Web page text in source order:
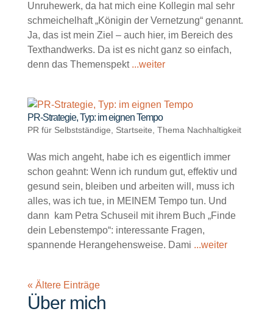
Unruhewerk, da hat mich eine Kollegin mal sehr
schmeichelhaft „Königin der Vernetzung“ genannt.
Ja, das ist mein Ziel – auch hier, im Bereich des
Texthandwerks. Da ist es nicht ganz so einfach,
denn das Themenspekt ...weiter
PR-Strategie, Typ: im eignen Tempo
PR für Selbstständige Startseite Thema Nachhaltigkeit
Was mich angeht, habe ich es eigentlich immer
schon geahnt: Wenn ich rundum gut, effektiv und
gesund sein, bleiben und arbeiten will, muss ich
alles, was ich tue, in MEINEM Tempo tun. Und
dann kam Petra Schuseil mit ihrem Buch „Finde
dein Lebenstempo“: interessante Fragen,
spannende Herangehensweise. Dami ...weiter
« Ältere Einträge
Über mich